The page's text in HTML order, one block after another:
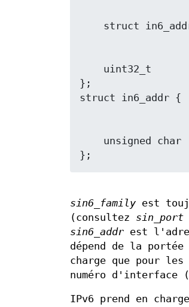
};
sin6_family est
(consultez sin_port
sin6_addr est
dépend de la
charge que pour
numéro d'interface
IPv6 prend en